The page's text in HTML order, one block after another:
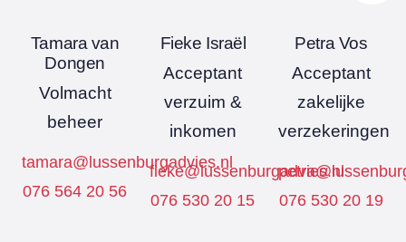
Tamara van
Dongen
Volmacht
beheer
tamara@lussenburgadvies.nl
076 564 20 56
Fieke Israël
Acceptant
verzuim &
inkomen
fieke@lussenburgadvies.nl
076 530 20 15
Petra Vos
Acceptant
zakelijke
verzekeringen
076 530 20 19